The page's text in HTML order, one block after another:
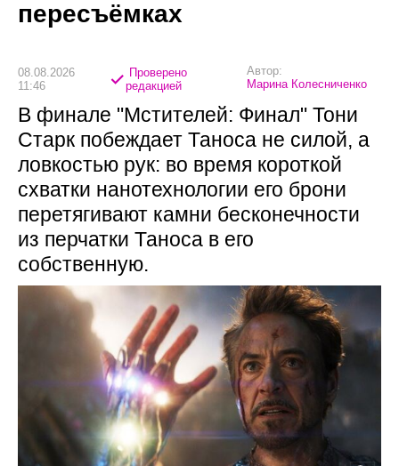
пересъёмках
08.08.2026
11:46
Проверено
редакцией
Автор:
Марина Колесниченко
В финале "Мстителей: Финал" Тони
Старк побеждает Таноса не силой, а
ловкостью рук: во время короткой
схватки нанотехнологии его брони
перетягивают камни бесконечности
из перчатки Таноса в его
собственную.